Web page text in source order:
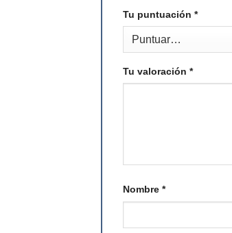
Tu puntuación *
Tu valoración *
Nombre *